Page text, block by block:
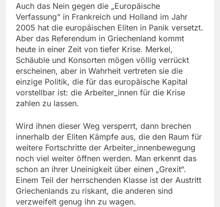
Auch das Nein gegen die „Europäische
Verfassung“ in Frankreich und Holland im Jahr
2005 hat die europäischen Eliten in Panik versetzt.
Aber das Referendum in Griechenland kommt
heute in einer Zeit von tiefer Krise. Merkel,
Schäuble und Konsorten mögen völlig verrückt
erscheinen, aber in Wahrheit vertreten sie die
einzige Politik, die für das europäische Kapital
vorstellbar ist: die Arbeiter_innen für die Krise
zahlen zu lassen.
Wird ihnen dieser Weg versperrt, dann brechen
innerhalb der Eliten Kämpfe aus, die den Raum für
weitere Fortschritte der Arbeiter_innenbewegung
noch viel weiter öffnen werden. Man erkennt das
schon an ihrer Uneinigkeit über einen „Grexit“.
Einem Teil der herrschenden Klasse ist der Austritt
Griechenlands zu riskant, die anderen sind
verzweifelt genug ihn zu wagen.